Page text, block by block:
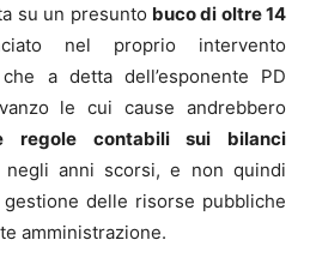
su un presunto buco di oltre 14
nel proprio intervento
che a detta dell’esponente PD
le cui cause andrebbero
regole contabili sui bilanci
negli anni scorsi, e non quindi
delle risorse pubbliche
amministrazione.